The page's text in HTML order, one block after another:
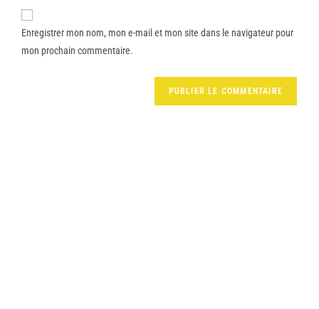
Enregistrer mon nom, mon e-mail et mon site dans le navigateur pour
mon prochain commentaire.